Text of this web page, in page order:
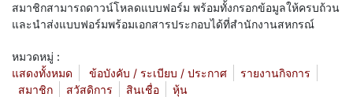
สมาชิกสามารถดาวน์โหลดแบบฟอร์ม พร้อมทั้งกรอกข้อมูลให้ครบถ้วน
และนำส่งแบบฟอร์มพร้อมเอกสารประกอบได้ที่สำนักงานสหกรณ์
หมวดหมู่ :
แสดงทั้งหมด
ข้อบังคับ / ระเบียบ / ประกาศ
รายงานกิจการ
สมาชิก
สวัสดิการ สินเชื่อ หุ้น